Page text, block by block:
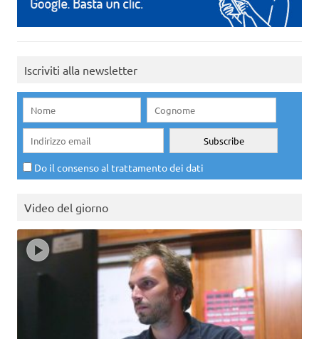
Iscriviti alla newsletter
Do il consenso al trattamento dei dati
Video del giorno